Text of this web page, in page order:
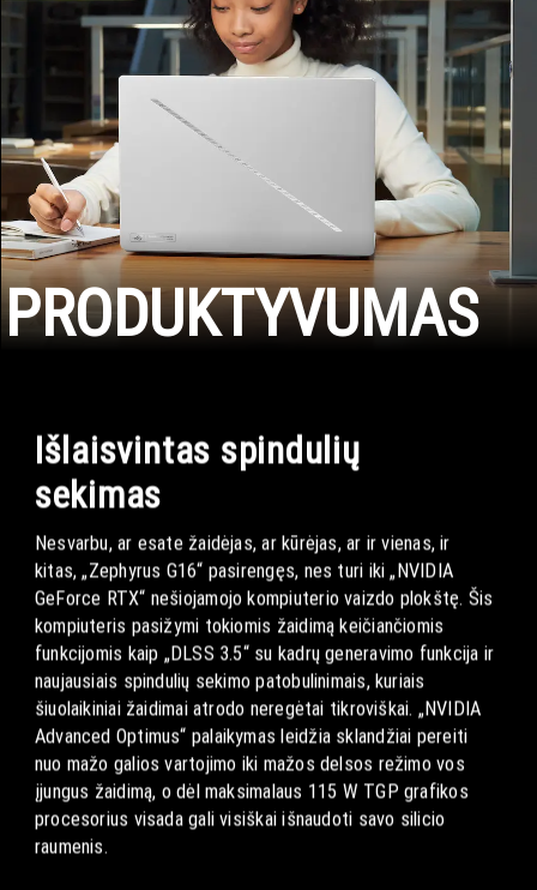
PRODUKTYVUMAS
Išlaisvintas spindulių
sekimas
Nesvarbu, ar esate žaidėjas, ar kūrėjas, ar ir vienas, ir
kitas, „Zephyrus G16“ pasirengęs, nes turi iki „NVIDIA
GeForce RTX“ nešiojamojo kompiuterio vaizdo plokštę. Šis
kompiuteris pasižymi tokiomis žaidimą keičiančiomis
funkcijomis kaip „DLSS 3.5“ su kadrų generavimo funkcija ir
naujausiais spindulių sekimo patobulinimais, kuriais
šiuolaikiniai žaidimai atrodo neregėtai tikroviškai. „NVIDIA
Advanced Optimus“ palaikymas leidžia sklandžiai pereiti
nuo mažo galios vartojimo iki mažos delsos režimo vos
įjungus žaidimą, o dėl maksimalaus 115 W TGP grafikos
procesorius visada gali visiškai išnaudoti savo silicio
raumenis.